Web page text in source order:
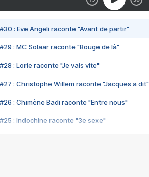
#30 : Eve Angeli raconte "Avant de partir"
#29 : MC Solaar raconte "Bouge de là"
#28 : Lorie raconte "Je vais vite"
#27 : Christophe Willem raconte "Jacques a dit"
#26 : Chimène Badi raconte "Entre nous"
#25 : Indochine raconte "3e sexe"